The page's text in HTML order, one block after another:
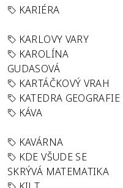
KARIÉRA
KARLOVY VARY
KAROLÍNA
GUDASOVÁ
KARTÁČKOVÝ VRAH
KATEDRA GEOGRAFIE
KÁVA
KAVÁRNA
KDE VŠUDE SE
SKRÝVÁ MATEMATIKA